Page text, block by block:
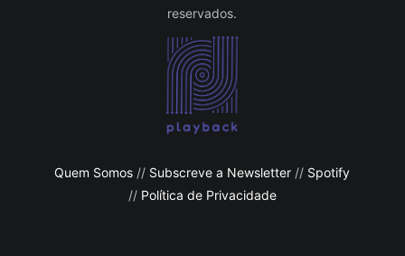
reservados.
Quem Somos // Subscreve a Newsletter // Spotify
// Política de Privacidade